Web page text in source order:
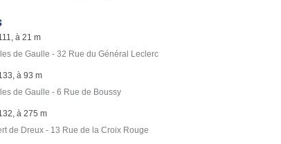
à 21 m
de Gaulle - 32 Rue du Général Leclerc
à 93 m
de Gaulle - 6 Rue de Boussy
à 275 m
de Dreux - 13 Rue de la Croix Rouge